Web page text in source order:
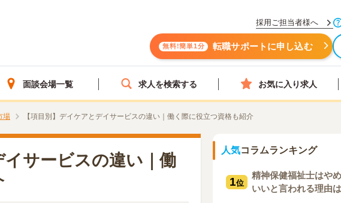
採用ご担当者様へ
無料!簡単1分 転職サポートに申し込む
面談会場一覧 求人を検索する お気に入り求人
場 【項目別】デイケアとデイサービスの違い｜働く際に役立つ資格も紹介
イサービスの違い｜働
人気コラムランキング
1位
精神保健福祉士はや
いいと言われる理由